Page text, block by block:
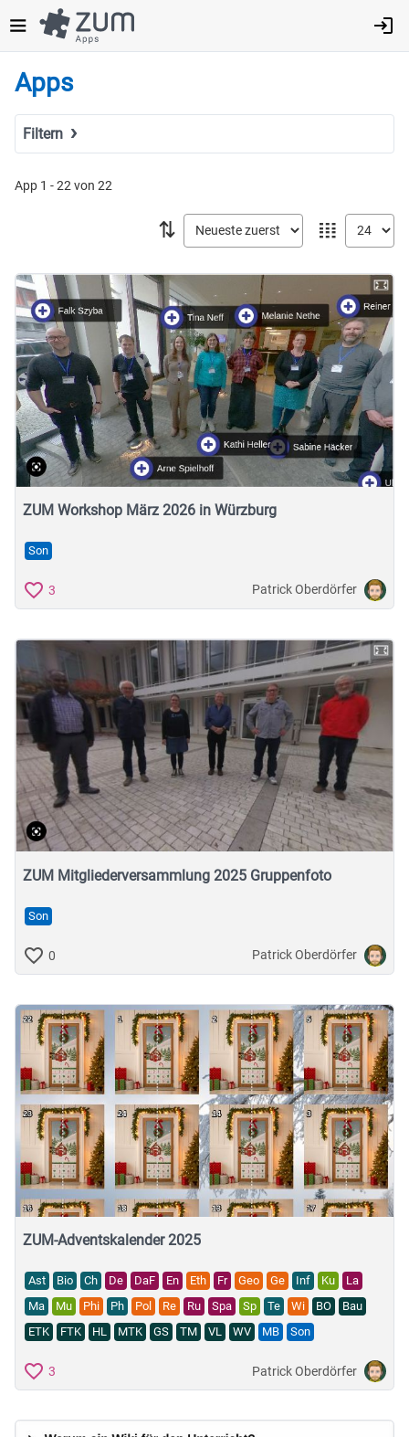
zum
Inhalt
Apps
Filtern
Fach
MINT
Sprachen
Geistes- & Sozialwissenschaften
Musische Fächer & Sport
Berufliche Bildung
Sonstiges
Featured Apps
App 1 - 22 von 22
𝍖
⇅
ZUM Workshop März 2026 in Würzburg
Son
3 Patrick Oberdörfer
ZUM Mitgliederversammlung 2025 Gruppenfoto
Son
0 Patrick Oberdörfer
ZUM-Adventskalender 2025
Ast Bio Ch De DaF En Eth Fr Geo Ge Inf Ku
La
Ma
Mu Phi Ph Pol Re Ru Spa Sp Te Wi BO
Bau
ETK
FTK HL MTK GS TM VL WV MB Son
3 Patrick Oberdörfer